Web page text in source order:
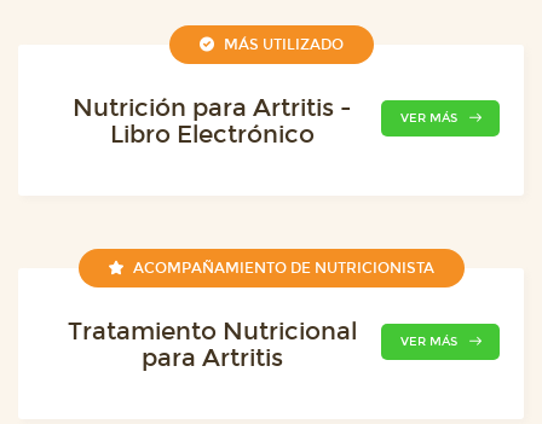
MÁS UTILIZADO
Nutrición para Artritis -
Libro Electrónico
VER MÁS
ACOMPAÑAMIENTO DE NUTRICIONISTA
Tratamiento Nutricional
para Artritis
VER MÁS